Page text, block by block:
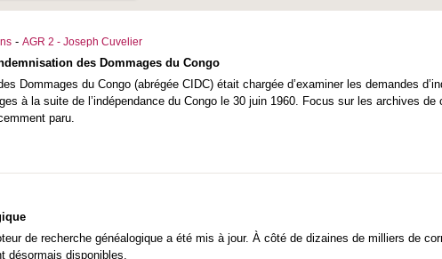
- AGR 2 - Joseph Cuvelier
des Dommages du Congo
Dommages du Congo (abrégée CIDC) était chargée d’examiner les demandes
à la suite de l’indépendance du Congo le 30 juin 1960. Focus sur les archives
paru.
de recherche généalogique a été mis à jour. À côté de dizaines de milliers de
désormais disponibles.